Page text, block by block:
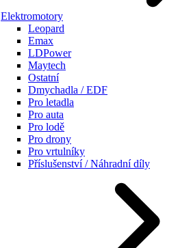
Elektromotory
Leopard
Emax
LDPower
Maytech
Ostatní
Dmychadla / EDF
Pro letadla
Pro auta
Pro lodě
Pro drony
Pro vrtulníky
Příslušenství / Náhradní díly